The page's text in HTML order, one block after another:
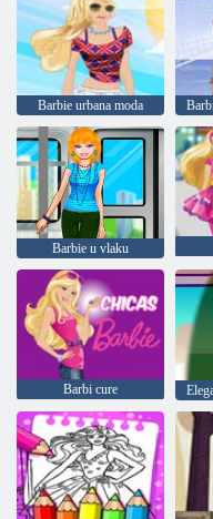
Barbie urbana moda
Barbie u vlaku
Barbi cure